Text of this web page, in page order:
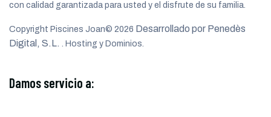
con calidad garantizada para usted y el disfrute de su familia.
Copyright Piscines Joan© 2026 Desarrollado por Penedès
Digital, S.L. . Hosting y Dominios.
Damos servicio a: